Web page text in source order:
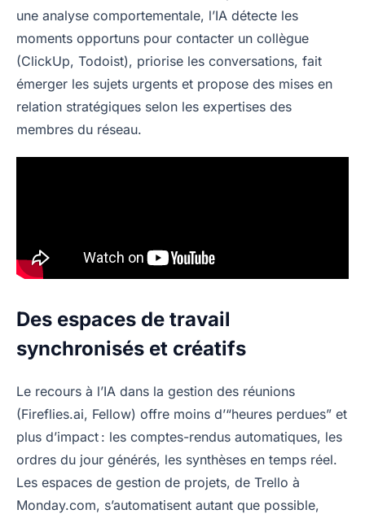
une analyse comportementale, l’IA détecte les
moments opportuns pour contacter un collègue
(ClickUp, Todoist), priorise les conversations, fait
émerger les sujets urgents et propose des mises en
relation stratégiques selon les expertises des
membres du réseau.
Des espaces de travail
synchronisés et créatifs
Le recours à l’IA dans la gestion des réunions
(Fireflies.ai, Fellow) offre moins d’“heures perdues” et
plus d’impact : les comptes-rendus automatiques, les
ordres du jour générés, les synthèses en temps réel.
Les espaces de gestion de projets, de Trello à
Monday.com, s’automatisent autant que possible,